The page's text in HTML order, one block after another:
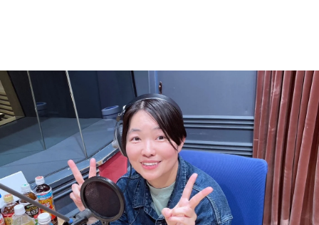
お知らせ
イベント・グッズ
YouTube
会社情報